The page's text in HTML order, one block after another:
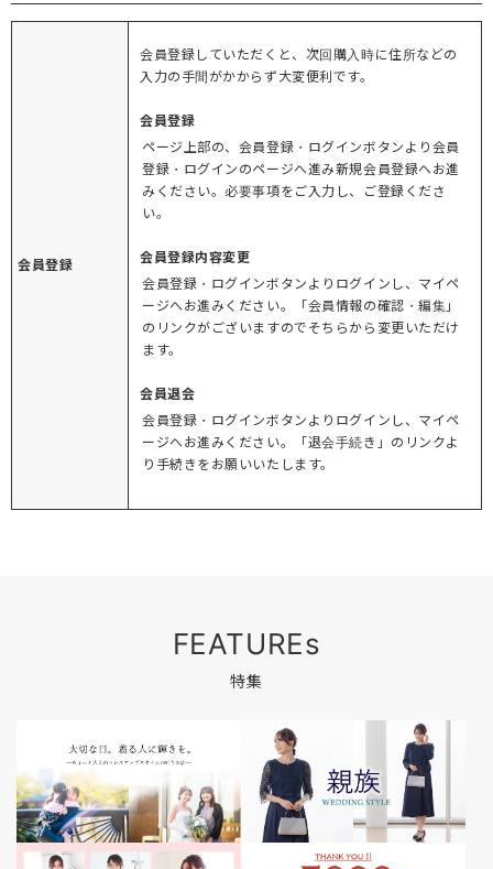
会員登録
会員登録していただくと、次回購入時に住所などの
入力の手間がかからず大変便利です。
会員登録
ページ上部の、会員登録・ログインボタンより会員
登録・ログインのページへ進み新規会員登録へお進
みください。必要事項をご入力し、ご登録くださ
い。
会員登録内容変更
会員登録・ログインボタンよりログインし、マイペ
ージへお進みください。「会員情報の確認・編集」
のリンクがございますのでそちらから変更いただけ
ます。
会員退会
会員登録・ログインボタンよりログインし、マイペ
ージへお進みください。「退会手続き」のリンクよ
り手続きをお願いいたします。
FEATUREs
特集